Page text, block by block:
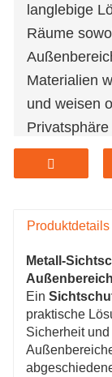
langlebige
Räume
Materialien
und weisen
Luft
Balkone
macht, um
Produktdetails
Metall-
Ein
praktische
Sicherheit